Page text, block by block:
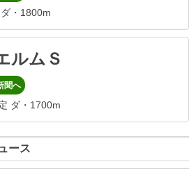
・1800m
ルムＳ
聞へ
ダ・1700m
ース